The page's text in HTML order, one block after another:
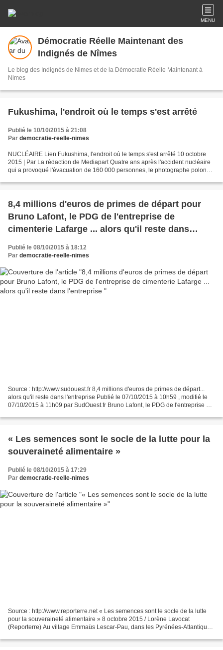
MENU
Démocratie Réelle Maintenant des
Indignés de Nîmes
Le blog des Indignés de Nimes et de la Démocratie Réelle Maintenant à
Nimes
Fukushima, l'endroit où le temps s'est arrêté
Publié le 10/10/2015 à 21:08
Par democratie-reelle-nimes
NUCLÉAIRE Lien Fukushima, l'endroit où le temps s'est arrêté 10 octobre
2015 | Par La rédaction de Mediapart Quatre ans après l'accident nucléaire
qui a provoqué l'évacuation de 160 000 personnes, le photographe polonais
8,4 millions d'euros de primes de départ pour
Bruno Lafont, le PDG de l'entreprise de
cimenterie Lafarge ... alors qu'il reste dans
l'entreprise
Publié le 08/10/2015 à 18:12
Par democratie-reelle-nimes
Source : http://www.sudouest.fr 8,4 millions d'euros de primes de départ...
alors qu'il reste dans l'entreprise Publié le 07/10/2015 à 10h59 , modifié le
07/10/2015 à 11h09 par SudOuest.fr Bruno Lafont, le PDG de l'entreprise de
« Les semences sont le socle de la lutte pour la
souveraineté alimentaire »
Publié le 08/10/2015 à 17:29
Par democratie-reelle-nimes
Source : http://www.reporterre.net « Les semences sont le socle de la lutte
pour la souveraineté alimentaire » 8 octobre 2015 / Lorène Lavocat
(Reporterre) Au village Emmaüs Lescar-Pau, dans les Pyrénées-Atlantiques,